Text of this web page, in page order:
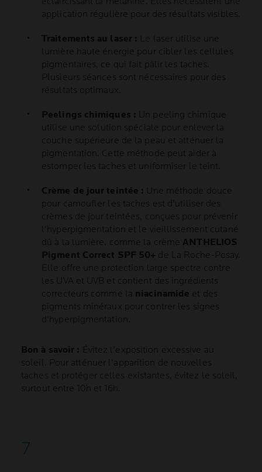
application régulière pour des résultats visibles.
Traitements au laser : Le laser utilise une
lumière haute énergie pour cibler les cellules
pigmentaires, ce qui fait pâlir les taches.
Plusieurs séances sont nécessaires pour des
résultats optimaux.
Peelings chimiques : Un peeling chimique
utilise une solution spéciale pour enlever la
couche supérieure de la peau et atténuer la
pigmentation. Cette méthode peut aider à
estomper les taches et uniformiser le teint.
Crème de jour teintée : Une méthode douce
pour camoufler les taches est d'utiliser des
crèmes de jour teintées, conçues pour prévenir
l'hyperpigmentation et le vieillissement cutané
dû à la lumière, comme la crème ANTHELIOS
Pigment Correct SPF 50+ de La Roche-Posay.
Elle offre une protection large spectre contre
les UVA et UVB et contient des ingrédients
correcteurs comme la niacinamide et des
pigments minéraux pour contrer les signes
d'hyperpigmentation.
Bon à savoir : Évitez l'exposition excessive au
soleil. Pour atténuer l'apparition de nouvelles
taches et protéger celles existantes, évitez le soleil,
surtout entre 10h et 16h.